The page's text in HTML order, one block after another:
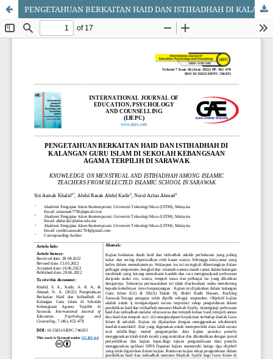
PENGETAHUAN BERKAITAN HAID DAN ISTIHADHAH DI KALANGAN GURU ISLAM DI SEKOLAH KEBANGSAAN AGAMA TERPILIH DI SARAWAK